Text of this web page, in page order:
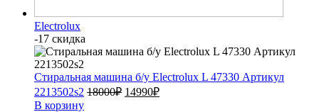
Electrolux
-17 скидка
Стиральная машина б/у Electrolux L 47330 Артикул
2213502s2 18000₽ 14990₽
В корзину